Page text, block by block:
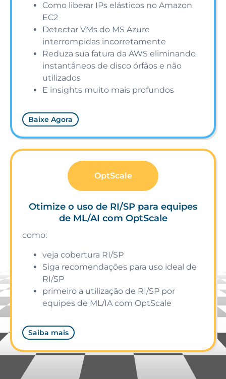
Como liberar IPs elásticos no Amazon
EC2
Detectar VMs do MS Azure
interrompidas incorretamente
Reduza sua fatura da AWS eliminando
instantâneos de disco órfãos e não
utilizados
E insights muito mais profundos
Baixe Agora
OptScale
Otimize o uso de RI/SP para equipes
de ML/AI com OptScale
como:
veja cobertura RI/SP
Siga recomendações para uso ideal de
RI/SP
primeiro a utilização de RI/SP por
equipes de ML/IA com OptScale
Saiba mais